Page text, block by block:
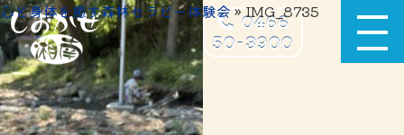
0466
50-3900
心と身体を癒す森林セラピー体験会» IMG_8735